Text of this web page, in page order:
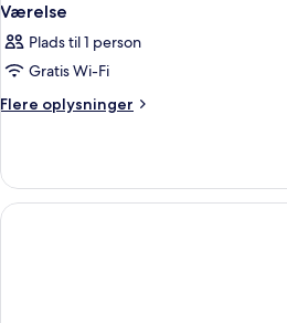
Værelse
Plads til 1 person
Gratis Wi-Fi
Flere oplysninger
Flere